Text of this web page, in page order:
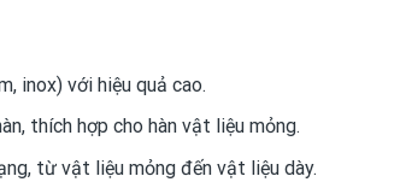
inox) với hiệu quả cao.
thích hợp cho hàn vật liệu mỏng.
từ vật liệu mỏng đến vật liệu dày.